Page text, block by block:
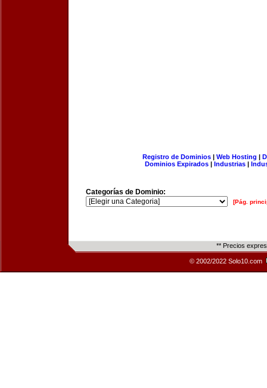
Registro de Dominios| Web Hosting |
Dominios Expirados | Industrias |
Categorías de Dominio:
[Pág.
** Precios
© 2002/2022 Solo10.com